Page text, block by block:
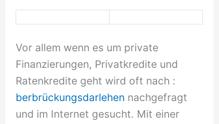
Vor allem wenn es um private
Finanzierungen, Privatkredite und
Ratenkredite geht wird oft nach :
berbrückungsdarlehen nachgefragt
und im Internet gesucht. Mit einer